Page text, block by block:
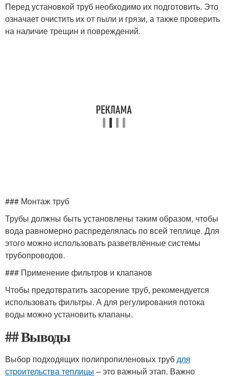
Перед установкой труб необходимо их подготовить. Это
означает очистить их от пыли и грязи, а также проверить
на наличие трещин и повреждений.
### Монтаж труб
Трубы должны быть установлены таким образом, чтобы
вода равномерно распределялась по всей теплице. Для
этого можно использовать разветвлённые системы
трубопроводов.
### Применение фильтров и клапанов
Чтобы предотвратить засорение труб, рекомендуется
использовать фильтры. А для регулирования потока
воды можно установить клапаны.
## Выводы
Выбор подходящих полипропиленовых трубдля
строительства теплицы – это важный этап. Важно